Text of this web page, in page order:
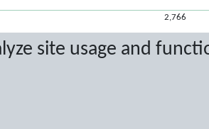
site usage and
2,766